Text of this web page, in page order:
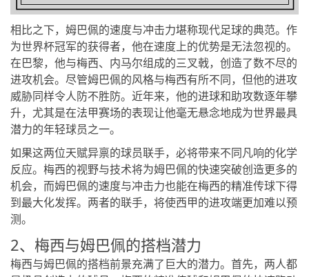
相比之下，姆巴佩的速度与冲击力堪称现代足球的典范。作
为世界杯冠军的获得者，他在速度上的优势是无法忽视的。
在巴黎，他与梅西、内马尔组成的三叉戟，创造了数不尽的
进攻机会。尽管姆巴佩的风格与梅西有所不同，但他的进攻
威胁同样令人防不胜防。近年来，他的进球和助攻数逐年攀
升，尤其是在法甲赛场的表现让他毫无悬念地成为世界最具
潜力的年轻球员之一。
如果这两位天赋异禀的球员联手，必将带来不同凡响的化学
反应。梅西的视野与技术将为姆巴佩的快速突破创造更多的
机会，而姆巴佩的速度与冲击力也能在梅西的精准传球下得
到最大化发挥。两者的联手，将使西甲的进攻端更加难以预
测。
2、梅西与姆巴佩的搭档潜力
梅西与姆巴佩的搭档前景充满了巨大的潜力。首先，两人都